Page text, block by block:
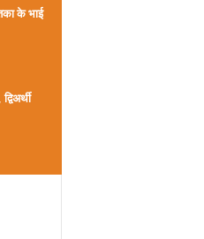
के भाई